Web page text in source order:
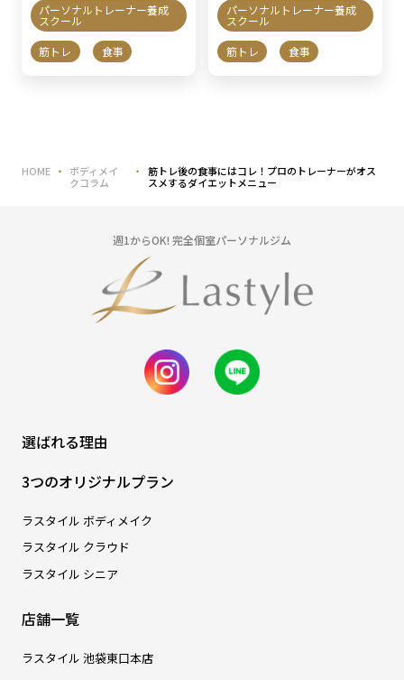
パーソナルトレーナー養成
スクール
筋トレ
食事
パーソナルトレーナー養成
スクール
筋トレ
食事
HOME
ボディメイ
クコラム
筋トレ後の食事にはコレ！プロのトレーナーがオス
スメするダイエットメニュー
週1からOK! 完全個室パーソナルジム
選ばれる理由
3つのオリジナルプラン
ラスタイル ボディメイク
ラスタイル クラウド
ラスタイル シニア
店舗一覧
ラスタイル 池袋東口本店